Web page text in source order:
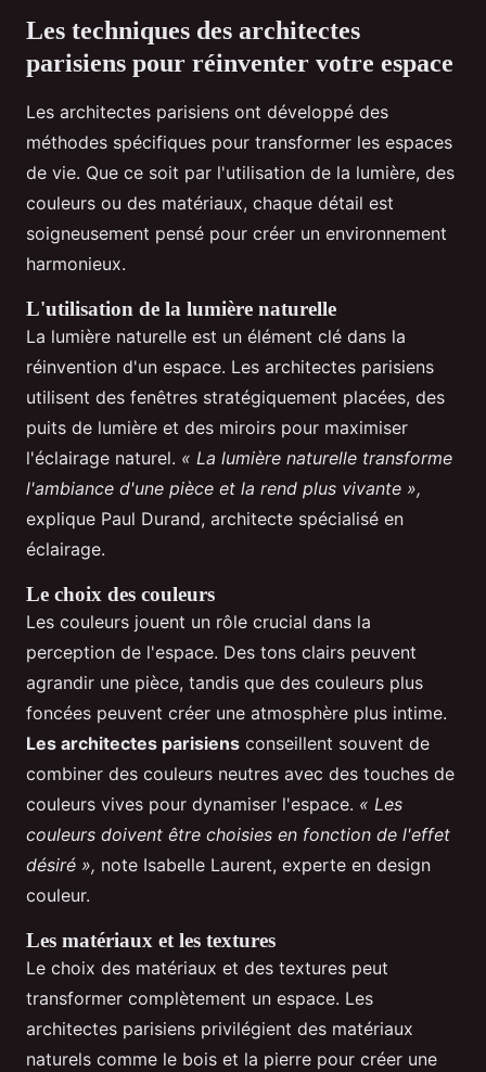
Les techniques des architectes
parisiens pour réinventer votre espace
Les architectes parisiens ont développé des
méthodes spécifiques pour transformer les espaces
de vie. Que ce soit par l'utilisation de la lumière, des
couleurs ou des matériaux, chaque détail est
soigneusement pensé pour créer un environnement
harmonieux.
L'utilisation de la lumière naturelle
La lumière naturelle est un élément clé dans la
réinvention d'un espace. Les architectes parisiens
utilisent des fenêtres stratégiquement placées, des
puits de lumière et des miroirs pour maximiser
l'éclairage naturel. « La lumière naturelle transforme
l'ambiance d'une pièce et la rend plus vivante »,
explique Paul Durand, architecte spécialisé en
éclairage.
Le choix des couleurs
Les couleurs jouent un rôle crucial dans la
perception de l'espace. Des tons clairs peuvent
agrandir une pièce, tandis que des couleurs plus
foncées peuvent créer une atmosphère plus intime.
Les architectes parisiens conseillent souvent de
combiner des couleurs neutres avec des touches de
couleurs vives pour dynamiser l'espace. « Les
couleurs doivent être choisies en fonction de l'effet
désiré », note Isabelle Laurent, experte en design
couleur.
Les matériaux et les textures
Le choix des matériaux et des textures peut
transformer complètement un espace. Les
architectes parisiens privilégient des matériaux
naturels comme le bois et la pierre pour créer une